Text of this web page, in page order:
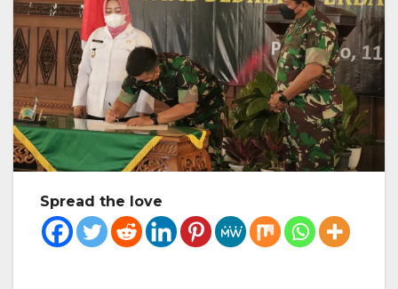
Spread the love